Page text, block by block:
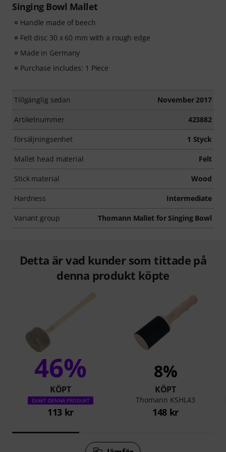
Singing Bowl Mallet
Handle made of beech
Felt disc 30 x 60 mm with a rough edge
Made in Germany
Purchase includes: 1 Piece
Tillgänglig sedan November 2017
Artikelnummer 423882
försäljningsenhet 1 Styck
Mallet head material Felt
Stick material Wood
Hardness Intermediate
Variant group Thomann Mallet for Singing Bowl
Detta är vad kunder som tittade på
denna produkt köpte
46%
KÖPT
EXAKT DENNA PRODUKT
113 kr
8%
KÖPT
Thomann KSHL43
148 kr